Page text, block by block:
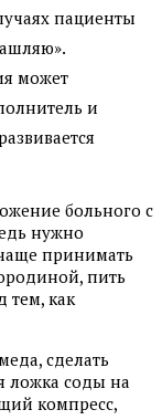
пациенты
может
и
больного с
нужно
принимать
пить
тем, как
сделать
ложка соды на
компресс,